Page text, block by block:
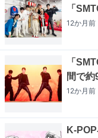
「
12か月前
「
間で
12か月前
K-